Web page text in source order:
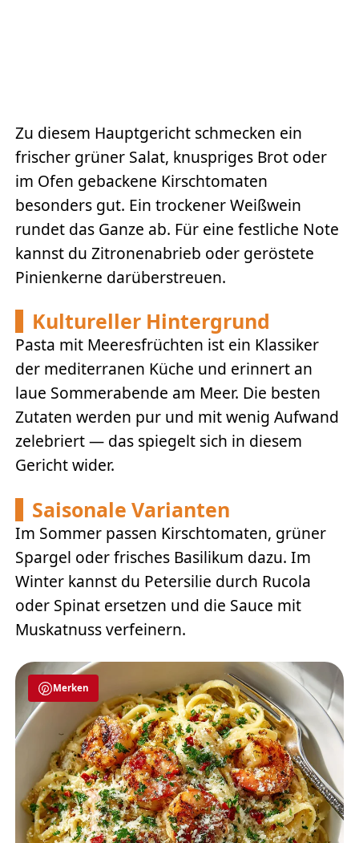
Zu diesem Hauptgericht schmecken ein
frischer grüner Salat, knuspriges Brot oder
im Ofen gebackene Kirschtomaten
besonders gut. Ein trockener Weißwein
rundet das Ganze ab. Für eine festliche Note
kannst du Zitronenabrieb oder geröstete
Pinienkerne darüberstreuen.
Kultureller Hintergrund
Pasta mit Meeresfrüchten ist ein Klassiker
der mediterranen Küche und erinnert an
laue Sommerabende am Meer. Die besten
Zutaten werden pur und mit wenig Aufwand
zelebriert — das spiegelt sich in diesem
Gericht wider.
Saisonale Varianten
Im Sommer passen Kirschtomaten, grüner
Spargel oder frisches Basilikum dazu. Im
Winter kannst du Petersilie durch Rucola
oder Spinat ersetzen und die Sauce mit
Muskatnuss verfeinern.
Merken